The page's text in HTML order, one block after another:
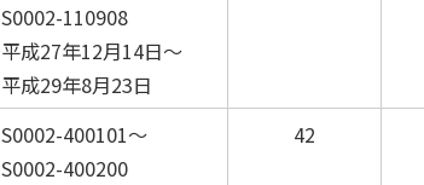
S0002-110908
平成27年12月14日～
平成29年8月23日
S0002-400101～
S0002-400200
42